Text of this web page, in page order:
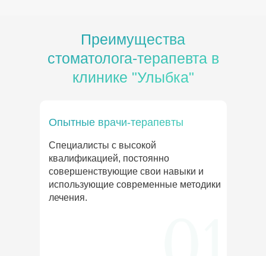
Преимущества
стоматолога-терапевта в
клинике "Улыбка"
Специалисты с высокой
квалификацией, постоянно
совершенствующие свои навыки и
использующие современные методики
лечения.
Опытные врачи-терапевты